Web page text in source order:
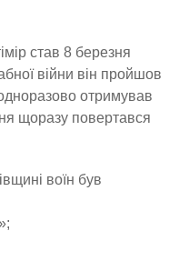
став 8 березня
війни він пройшов
отримував
щоразу повертався
воїн був